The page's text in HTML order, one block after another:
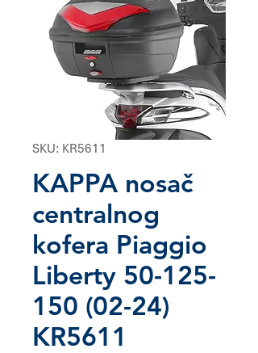
SKU: KR5611
KAPPA nosač
centralnog
kofera Piaggio
Liberty 50-125-
150 (02-24)
KR5611